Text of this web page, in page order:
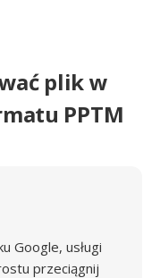
plik w
PPTM
Google, usługi
przeciągnij